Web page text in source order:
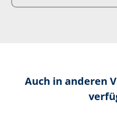
Auch in anderen